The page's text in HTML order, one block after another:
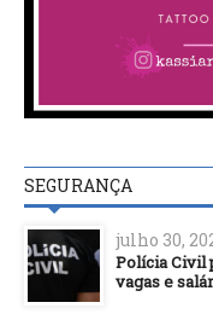
SEGURANÇA
julho 30,
Polícia Civil
vagas e